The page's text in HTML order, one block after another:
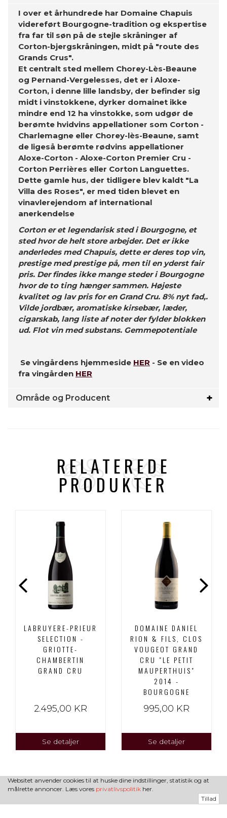
I over et århundrede har Domaine Chapuis
videreført Bourgogne-tradition og ekspertise
fra far til søn på de stejle skråninger af
Corton-bjergskråningen, midt på "route des
Grands Crus".
Et centralt sted mellem Chorey-Lès-Beaune
og Pernand-Vergelesses, det er i Aloxe-
Corton, i denne lille landsby, der befinder sig
midt i vinstokkene, dyrker domainet ikke
mindre end 12 ha vinstokke, som udgør de
berømte hvidvins appellationer som Corton -
Charlemagne eller Chorey-lès-Beaune, samt
de ligeså berømte rødvins appellationer
Aloxe-Corton - Aloxe-Corton Premier Cru -
Corton Perrières eller Corton Languettes.
Dette gamle hus, der tidligere blev kaldt "La
Villa des Roses", er med tiden blevet en
vinavlerejendom af international
anerkendelse
Corton er et legendarisk sted i Bourgogne, et
sted hvor de helt store arbejder. Det er ikke
anderledes med Chapuis, dette er deres top vin,
prestige med prestige på, men til en yderst fair
pris. Der findes ikke mange steder i Bourgogne
hvor de to ting hænger sammen. Højeste
kvalitet og lav pris for en Grand Cru. 8% nyt fad,.
Vilde jordbær, aromatiske kirsebær, læder,
cigarskab, lang liste af noter der fylder blokken
ud. Flot vin med substans. Gemmepotentiale
Se vingårdens hjemmeside HER - Se en video
fra vingården HER
Område og Producent
RELATEREDE
PRODUKTER
LABRUYERE-PRIEUR
SELECTION -
GRIOTTE-
CHAMBERTIN
GRAND CRU
2.495,00 KR
Se detaljer
DOMAINE DANIEL
RION & FILS, CLOS
VOUGEOT GRAND
CRU "LE PETIT
MAUPERTHUIS"
2014 -
BOURGOGNE
995,00 KR
Se detaljer
Websitet anvender cookies til at huske dine indstillinger, statistik og at
målrette annoncer. Læs vores privatlivspolitik her.
Tillad